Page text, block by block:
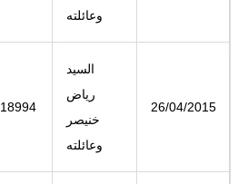
وعائلته
18994
السيد
رياض
خنيصر
وعائلته
26/04/2015